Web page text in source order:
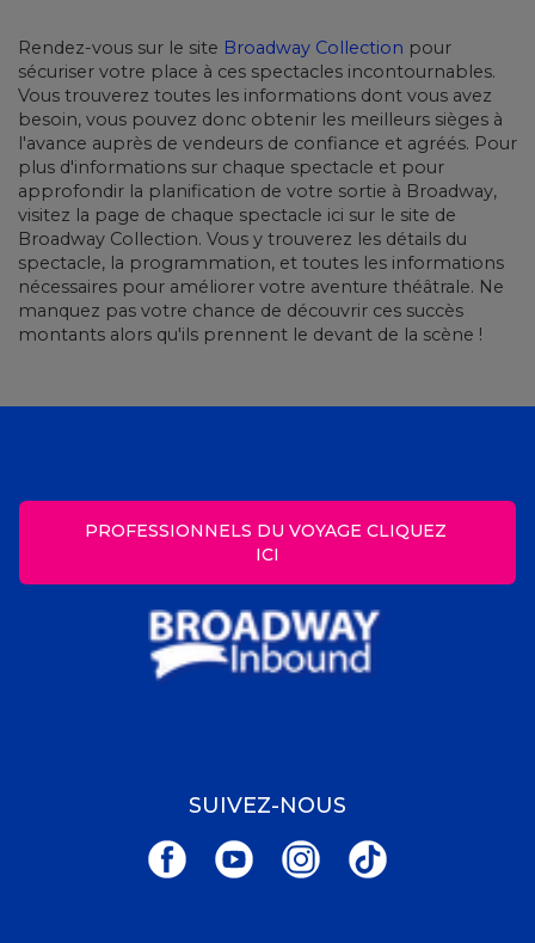
Rendez-vous sur le site Broadway Collection pour
sécuriser votre place à ces spectacles incontournables.
Vous trouverez toutes les informations dont vous avez
besoin, vous pouvez donc obtenir les meilleurs sièges à
l'avance auprès de vendeurs de confiance et agréés. Pour
plus d'informations sur chaque spectacle et pour
approfondir la planification de votre sortie à Broadway,
visitez la page de chaque spectacle ici sur le site de
Broadway Collection. Vous y trouverez les détails du
spectacle, la programmation, et toutes les informations
nécessaires pour améliorer votre aventure théâtrale. Ne
manquez pas votre chance de découvrir ces succès
montants alors qu'ils prennent le devant de la scène !
PROFESSIONNELS DU VOYAGE CLIQUEZ
ICI
SUIVEZ-NOUS